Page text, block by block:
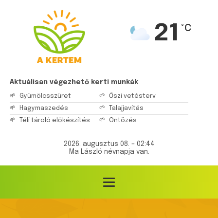
Aktuálisan végezhető kerti munkák
Gyümölcsszüret
Hagymaszedés
Téli tároló előkészítés
Őszi vetésterv
Talajjavítás
Öntözés
2026. augusztus 08. – 02:44
Ma László névnapja van.
21 °C